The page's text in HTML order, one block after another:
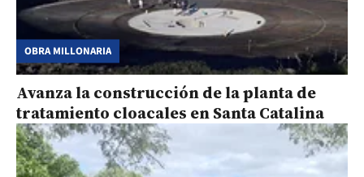
OBRA MILLONARIA
Avanza la construcción de la planta de
tratamiento cloacales en Santa Catalina